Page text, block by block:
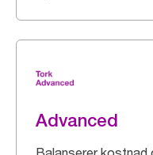
Advanced